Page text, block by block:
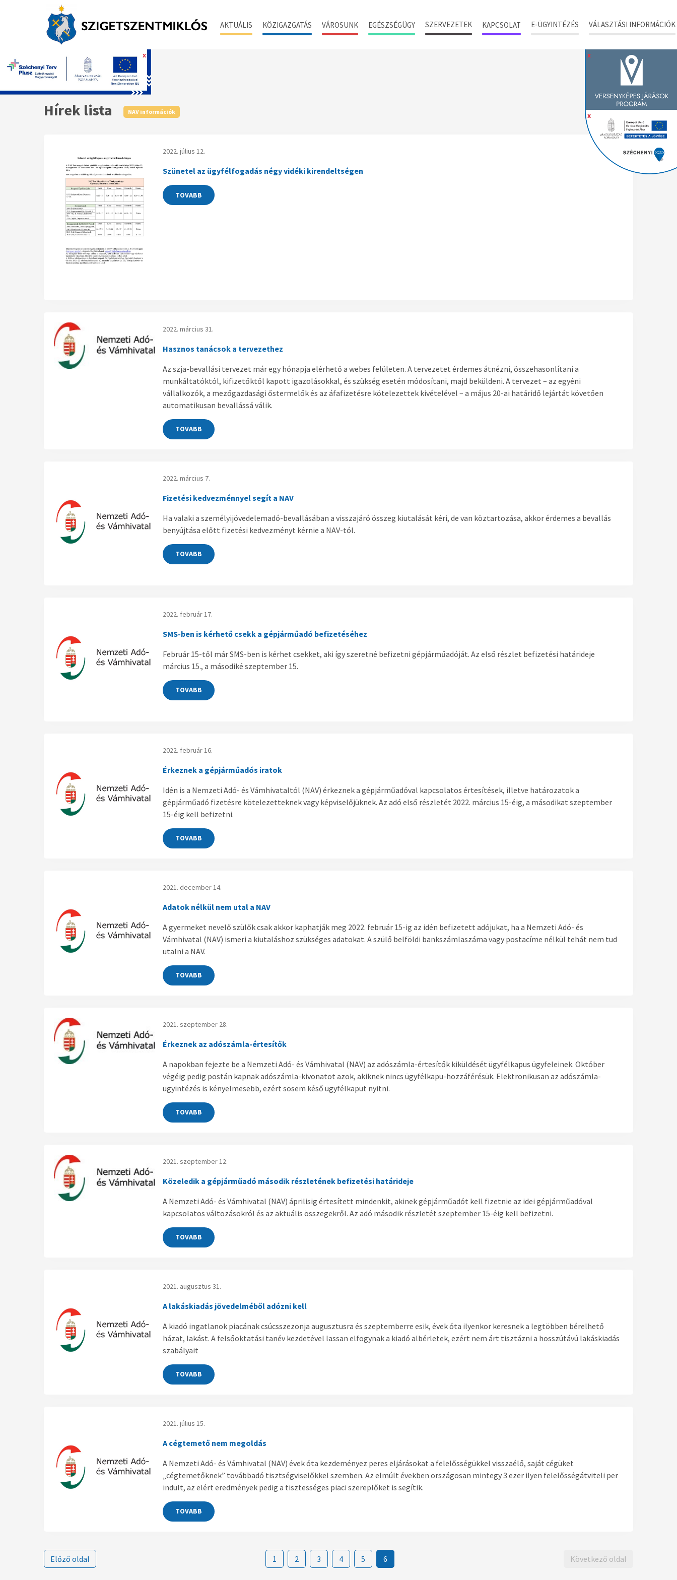
AKTUÁLIS KÖZIGAZGATÁS VÁROSUNK EGÉSZSÉGÜGY SZERVEZETEK KAPCSOLAT E-ÜGYINTÉZÉS VÁLASZTÁSI INFORMÁCIÓK
x
x
x
Főoldal
Hírek lista NAV információk
2022. július 12.
Szünetel az ügyfélfogadás négy vidéki kirendeltségen
TOVABB
2022. március 31.
Hasznos tanácsok a tervezethez
Az szja-bevallási tervezet már egy hónapja elérhető a webes felületen. A tervezetet érdemes átnézni, összehasonlítani a
munkáltatóktól, kifizetőktől kapott igazolásokkal, és szükség esetén módosítani, majd beküldeni. A tervezet – az egyéni
vállalkozók, a mezőgazdasági őstermelők és az áfafizetésre kötelezettek kivételével – a május 20-ai határidő lejártát követően
automatikusan bevallássá válik.
TOVABB
2022. március 7.
Fizetési kedvezménnyel segít a NAV
Ha valaki a személyijövedelemadó-bevallásában a visszajáró összeg kiutalását kéri, de van köztartozása, akkor érdemes a bevallás
benyújtása előtt fizetési kedvezményt kérnie a NAV-tól.
TOVABB
2022. február 17.
SMS-ben is kérhető csekk a gépjárműadó befizetéséhez
Február 15-től már SMS-ben is kérhet csekket, aki így szeretné befizetni gépjárműadóját. Az első részlet befizetési határideje
március 15., a másodiké szeptember 15.
TOVABB
2022. február 16.
Érkeznek a gépjárműadós iratok
Idén is a Nemzeti Adó- és Vámhivataltól (NAV) érkeznek a gépjárműadóval kapcsolatos értesítések, illetve határozatok a
gépjárműadó fizetésre kötelezetteknek vagy képviselőjüknek. Az adó első részletét 2022. március 15-éig, a másodikat szeptember
15-éig kell befizetni.
TOVABB
2021. december 14.
Adatok nélkül nem utal a NAV
A gyermeket nevelő szülők csak akkor kaphatják meg 2022. február 15-ig az idén befizetett adójukat, ha a Nemzeti Adó- és
Vámhivatal (NAV) ismeri a kiutaláshoz szükséges adatokat. A szülő belföldi bankszámlaszáma vagy postacíme nélkül tehát nem tud
utalni a NAV.
TOVABB
2021. szeptember 28.
Érkeznek az adószámla-értesítők
A napokban fejezte be a Nemzeti Adó- és Vámhivatal (NAV) az adószámla-értesítők kiküldését ügyfélkapus ügyfeleinek. Október
végéig pedig postán kapnak adószámla-kivonatot azok, akiknek nincs ügyfélkapu-hozzáférésük. Elektronikusan az adószámla-
ügyintézés is kényelmesebb, ezért sosem késő ügyfélkaput nyitni.
TOVABB
2021. szeptember 12.
Közeledik a gépjárműadó második részletének befizetési határideje
A Nemzeti Adó- és Vámhivatal (NAV) áprilisig értesített mindenkit, akinek gépjárműadót kell fizetnie az idei gépjárműadóval
kapcsolatos változásokról és az aktuális összegekről. Az adó második részletét szeptember 15-éig kell befizetni.
TOVABB
2021. augusztus 31.
A lakáskiadás jövedelméből adózni kell
A kiadó ingatlanok piacának csúcsszezonja augusztusra és szeptemberre esik, évek óta ilyenkor keresnek a legtöbben bérelhető
házat, lakást. A felsőoktatási tanév kezdetével lassan elfogynak a kiadó albérletek, ezért nem árt tisztázni a hosszútávú lakáskiadás
szabályait
TOVABB
2021. július 15.
A cégtemető nem megoldás
A Nemzeti Adó- és Vámhivatal (NAV) évek óta kezdeményez peres eljárásokat a felelősségükkel visszaélő, saját cégüket
„cégtemetőknek” továbbadó tisztségviselőkkel szemben. Az elmúlt években országosan mintegy 3 ezer ilyen felelősségátviteli per
indult, az elért eredmények pedig a tisztességes piaci szereplőket is segítik.
TOVABB
Előző oldal 1 2 3 4 5 6 Következő oldal